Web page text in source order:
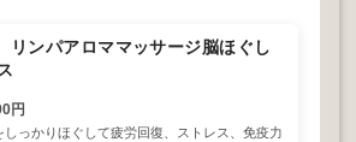
ンパアロママッサージ脳ほぐし
円
しっかりほぐして疲労回復、ストレス、免疫力